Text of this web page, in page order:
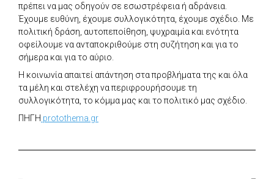
πρέπει να μας οδηγούν σε εσωστρέφεια ή αδράνεια.
Έχουμε ευθύνη, έχουμε συλλογικότητα, έχουμε σχέδιο. Με
πολιτική δράση, αυτοπεποίθηση, ψυχραιμία και ενότητα
οφείλουμε να ανταποκριθούμε στη συζήτηση και για το
σήμερα και για το αύριο.
Η κοινωνία απαιτεί απάντηση στα προβλήματα της και όλα
τα μέλη και στελέχη να περιφρουρήσουμε τη
συλλογικότητα, το κόμμα μας και το πολιτικό μας σχέδιο.
ΠΗΓΗ protothema.gr